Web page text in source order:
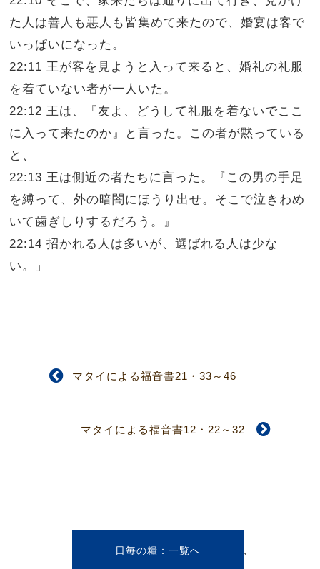
た人は善人も悪人も皆集めて来たので、婚宴は客で
いっぱいになった。
22:11 王が客を見ようと入って来ると、婚礼の礼服
を着ていない者が一人いた。
22:12 王は、『友よ、どうして礼服を着ないでここ
に入って来たのか』と言った。この者が黙っている
と、
22:13 王は側近の者たちに言った。『この男の手足
を縛って、外の暗闇にほうり出せ。そこで泣きわめ
いて歯ぎしりするだろう。』
22:14 招かれる人は多いが、選ばれる人は少な
い。」
マタイによる福音書21・33～46
マタイによる福音書12・22～32
日毎の糧 ,